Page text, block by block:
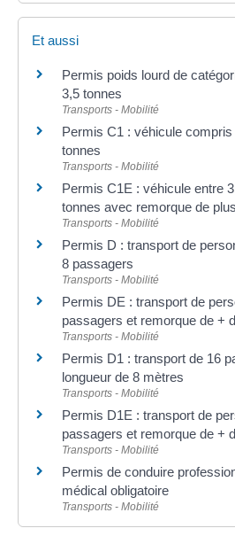
Et aussi
Permis poids lourd de
3,5 tonnes
Transports - Mobilité
Permis C1 : véhicule
tonnes
Transports - Mobilité
Permis C1E : véhicule entre
tonnes avec remorque de
Transports - Mobilité
Permis D : transport de
8 passagers
Transports - Mobilité
Permis DE : transport de
passagers et remorque de +
Transports - Mobilité
Permis D1 : transport de 16
longueur de 8 mètres
Transports - Mobilité
Permis D1E : transport de
passagers et remorque de +
Transports - Mobilité
Permis de conduire
médical obligatoire
Transports - Mobilité